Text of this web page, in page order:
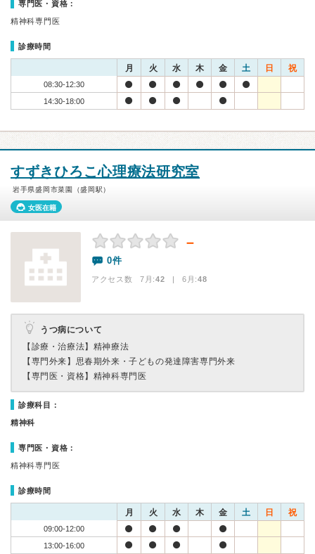
専門医・資格：
精神科専門医
診療時間
月 火 水 木 金 土 日 祝
08:30-12:30
14:30-18:00
すずきひろこ心理療法研究室
岩手県盛岡市菜園（盛岡駅）
女医在籍
－
0件
アクセス数 7月:42 | 6月:48
うつ病について
【診療・治療法】 精神療法
【専門外来】 思春期外来・子どもの発達障害専門外来
【専門医・資格】 精神科専門医
診療科目：
精神科
専門医・資格：
精神科専門医
診療時間
月 火 水 木 金 土 日 祝
09:00-12:00
13:00-16:00